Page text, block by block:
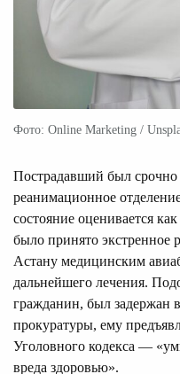
Фото: Online Marketing /
Пострадавший был срочно
реанимационное
состояние оценивается
было принято экстренное
Астану медицинским
дальнейшего лечения.
гражданин, был задержан
прокуратуры, ему
Уголовного кодекса —
вреда здоровью».